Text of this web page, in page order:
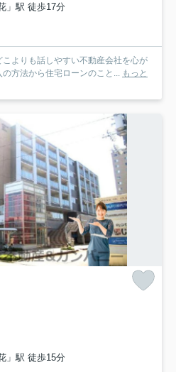
」駅 徒歩17分
よりも話しやすい不動産会社を心が
方法から住宅ローンのこと...
もっと
」駅 徒歩15分